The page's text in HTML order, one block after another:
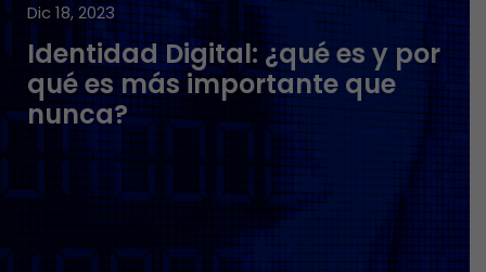
Dic 18, 2023
Identidad Digital: ¿qué es y por
qué es más importante que
nunca?